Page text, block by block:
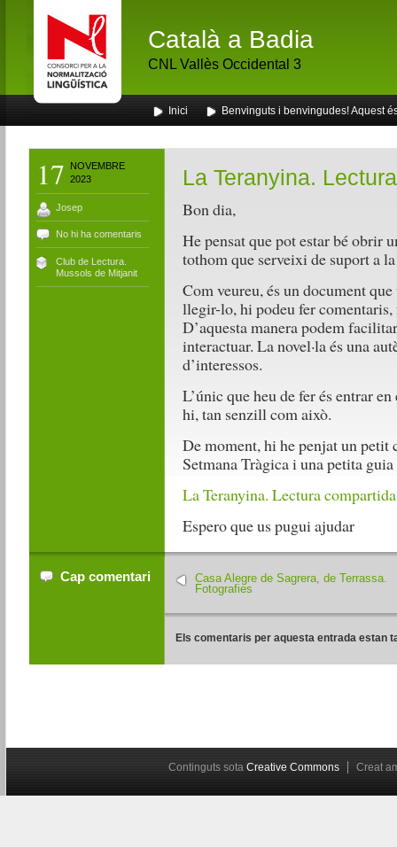
Català a Badia
CNL Vallès Occidental 3
Inici Benvinguts i benvingudes! Aquest
17
NOVEMBRE
2023
Josep
No hi ha comentaris
Club de Lectura.
Mussols de Mitjanit
La Teranyina.
Bon dia,
He pensat que pot estar bé obrir
tothom que serveixi de suport a
Com veureu, és un document
llegir-lo, hi podeu fer
D’aquesta manera podem
interactuar. La novel·la és una
d’interessos.
L’únic que heu de fer és entrar
hi, tan senzill com això.
De moment, hi he penjat un
Setmana Tràgica i una petita
La Teranyina. Lectura
Espero que us pugui ajudar
Cap comentari
Casa Alegre de Sagrera, de Terrassa.
Fotografies
Els comentaris per aquesta entrada estan
Continguts sota Creative Commons Creat